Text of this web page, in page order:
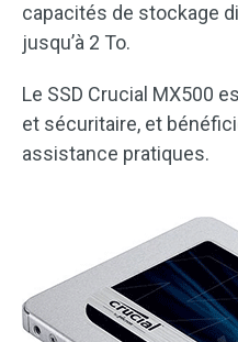
capacités de stockage
jusqu’à 2 To.
Le SSD Crucial MX500
et sécuritaire, et
assistance pratiques.